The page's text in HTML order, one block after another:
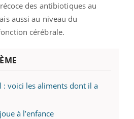
des antibiotiques au
aussi au niveau du
cérébrale.
voici les aliments dont il a
à l’enfance